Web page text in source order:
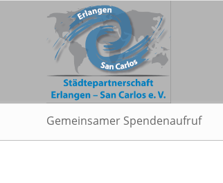
Gemeinsamer Spendenaufruf